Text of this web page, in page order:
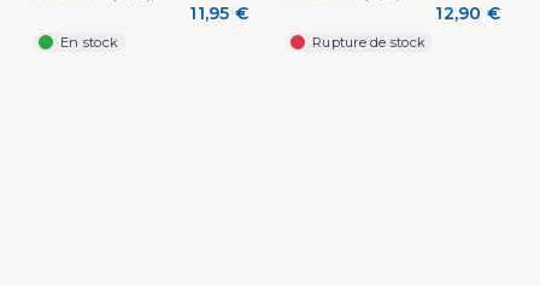
(2 avis)
11,95 €
En stock
12,90 €
Rupture de stock